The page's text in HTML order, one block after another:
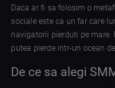
Daca ar fi sa folosim o
sociale este ca un far care
navigatorii pierduti pe mare.
putea pierde intr-un ocean
De ce sa alegi